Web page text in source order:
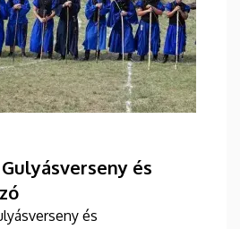
és
és